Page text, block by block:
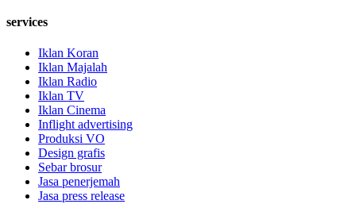
services
Iklan Koran
Iklan Majalah
Iklan Radio
Iklan TV
Iklan Cinema
Inflight advertising
Produksi VO
Design grafis
Sebar brosur
Jasa penerjemah
Jasa press release